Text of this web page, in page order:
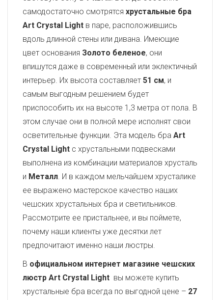
самодостаточно смотрятся хрустальные бра
Art Crystal Light в паре, расположившись
вдоль длинной стены или дивана. Имеющие
цвет основания Золото беленое, они
впишутся даже в современный или эклектичный
интерьер. Их высота составляет 51 см, и
самым выгодным решением будет
приспособить их на высоте 1,3 метра от пола. В
этом случае они в полной мере исполнят свои
осветительные функции. Эта модель бра Art
Crystal Light с хрустальными подвесками
выполнена из комбинации материалов хрусталь
и Металл. И в каждом мельчайшем хрусталике
ее выражено мастерское качество наших
чешских хрустальных бра и светильников.
Рассмотрите ее пристальнее, и вы поймете,
почему наши клиенты уже десятки лет
предпочитают именно наши люстры.
В официальном интернет магазине чешских
люстр Art Crystal Light вы можете купить
хрустальные бра всегда по выгодной цене – 27